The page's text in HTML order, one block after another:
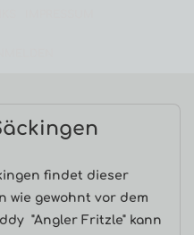
findet dieser
wie gewohnt vor dem
"Angler Fritzle" kann